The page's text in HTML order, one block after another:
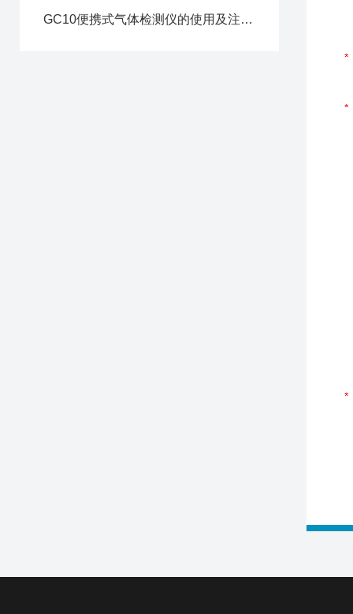
GC10便携式气体检测仪的使用及注意要点分享